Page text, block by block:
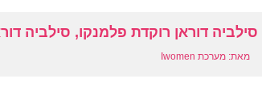
סילביה דוראן רוקדת פלמנקו, סילביה
מאת: מערכת Iwomen